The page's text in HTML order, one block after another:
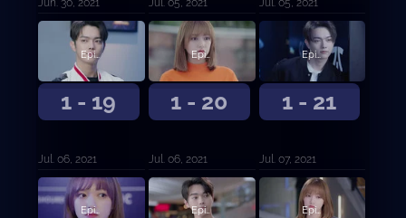
Jun. 30, 2021 Jul. 05, 2021 Jul. 05, 2021
1 - 19
Episodio 19
Jul. 06, 2021
1 - 20
Episodio 20
Jul. 06, 2021
1 - 21
Episodio 21
Jul. 07, 2021
Episodio 22 Episodio 23 Episodio 24